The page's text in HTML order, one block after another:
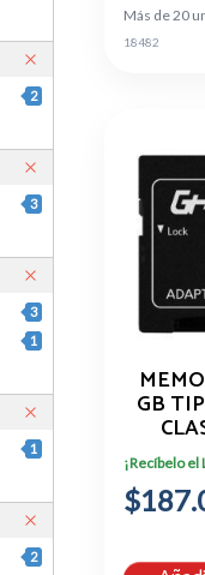
2
3
3
1
1
2
Más de 20
18482
GB
¡Recíbelo el